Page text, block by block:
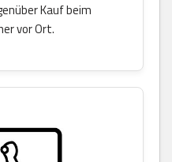
Kauf beim
vor Ort.